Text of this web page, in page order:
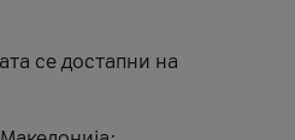
се достапни на